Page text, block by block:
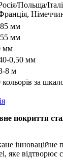
Польща/
мм
мм
мм
0,50 мм
8 м
кольорів за
покриття
інноваційне
яке відтворює